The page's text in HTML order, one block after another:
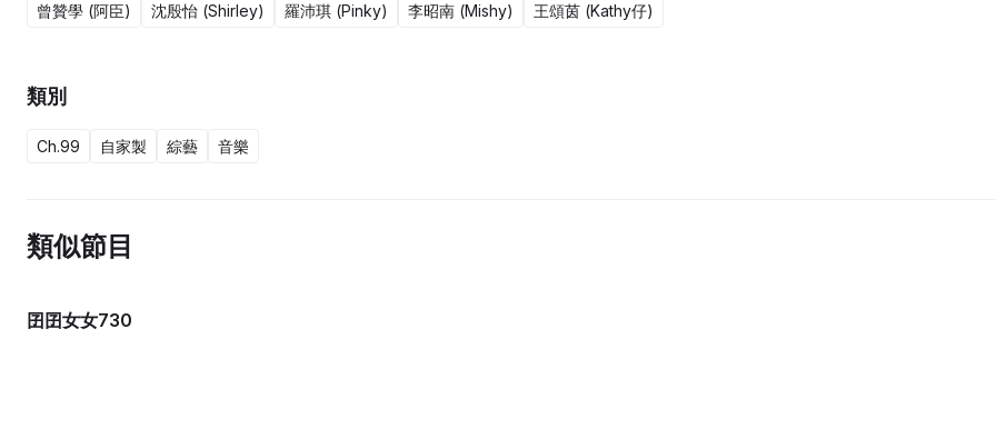
曾贊學 (阿臣) 沈殷怡 (Shirley) 羅沛琪 (Pinky) 李昭南 (Mishy) 王頌茵 (Kathy仔)
類別
Ch.99 自家製 綜藝 音樂
類似節目
囝囝女女730